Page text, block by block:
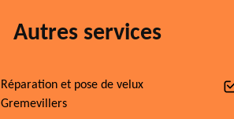
Autres services
Réparation et pose de velux
Gremevillers